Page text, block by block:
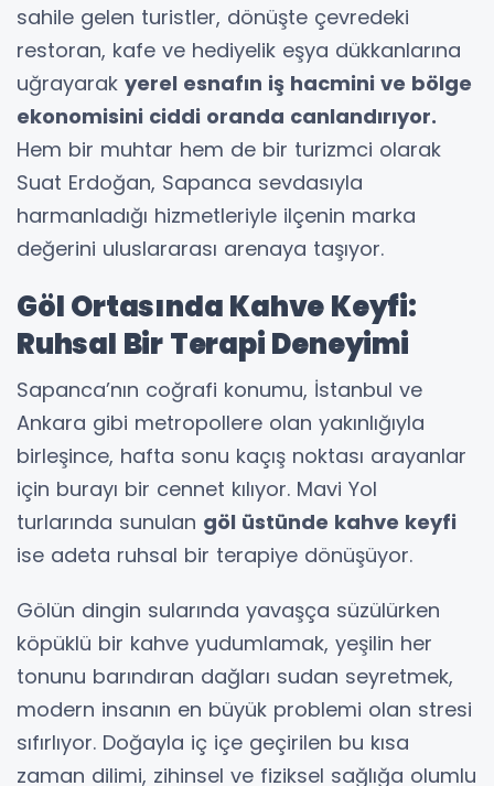
sahile gelen turistler, dönüşte çevredeki
restoran, kafe ve hediyelik eşya dükkanlarına
uğrayarak yerel esnafın iş hacmini ve bölge
ekonomisini ciddi oranda canlandırıyor.
Hem bir muhtar hem de bir turizmci olarak
Suat Erdoğan, Sapanca sevdasıyla
harmanladığı hizmetleriyle ilçenin marka
değerini uluslararası arenaya taşıyor.
Göl Ortasında Kahve Keyfi:
Ruhsal Bir Terapi Deneyimi
Sapanca’nın coğrafi konumu, İstanbul ve
Ankara gibi metropollere olan yakınlığıyla
birleşince, hafta sonu kaçış noktası arayanlar
için burayı bir cennet kılıyor. Mavi Yol
turlarında sunulan göl üstünde kahve keyfi
ise adeta ruhsal bir terapiye dönüşüyor.
Gölün dingin sularında yavaşça süzülürken
köpüklü bir kahve yudumlamak, yeşilin her
tonunu barındıran dağları sudan seyretmek,
modern insanın en büyük problemi olan stresi
sıfırlıyor. Doğayla iç içe geçirilen bu kısa
zaman dilimi, zihinsel ve fiziksel sağlığa olumlu